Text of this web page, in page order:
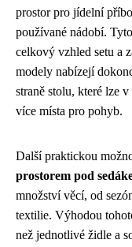
prostor pro jídelní
používané nádobí.
celkový vzhled setu a
modely nabízejí
straně stolu, které lze
více místa pro pohyb.
Další praktickou
prostorem pod
množství věcí, od
textilie. Výhodou
než jednotlivé židle a